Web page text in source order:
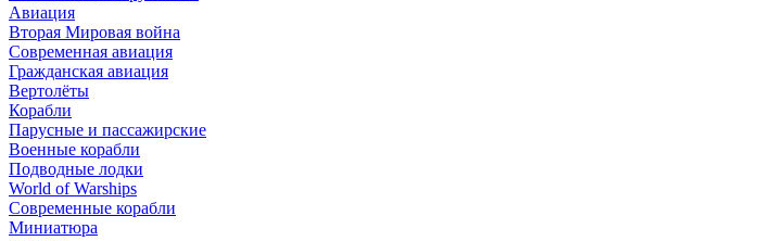
Авиация
Вторая Мировая война
Современная авиация
Гражданская авиация
Вертолёты
Корабли
Парусные и пассажирские
Военные корабли
Подводные лодки
World of Warships
Современные корабли
Миниатюра